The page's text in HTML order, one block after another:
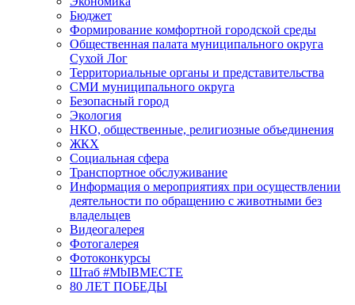
Бюджет
Формирование комфортной городской среды
Общественная палата муниципального округа
Сухой Лог
Территориальные органы и представительства
СМИ муниципального округа
Безопасный город
Экология
НКО, общественные, религиозные объединения
ЖКХ
Социальная сфера
Транспортное обслуживание
Информация о мероприятиях при осуществлении
деятельности по обращению с животными без
владельцев
Видеогалерея
Фотогалерея
Фотоконкурсы
Штаб #MbIBMECTE
80 ЛЕТ ПОБЕДЫ